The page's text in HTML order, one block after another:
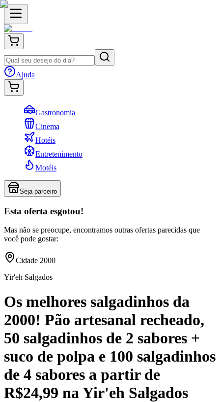
Ajuda
Gastronomia
Cinema
Hotéis
Entretenimento
Motéis
Seja parceiro
Esta oferta esgotou!
Mas não se preocupe, encontramos outras ofertas parecidas que
você pode gostar:
Cidade 2000
Yir'eh Salgados
Os melhores salgadinhos da
2000! Pão artesanal recheado,
50 salgadinhos de 2 sabores +
suco de polpa e 100 salgadinhos
de 4 sabores a partir de
R$24,99 na Yir'eh Salgados